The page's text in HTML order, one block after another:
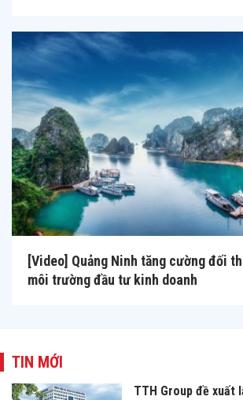
[Video] Quảng Ninh tăng cường đối
môi trường đầu tư kinh doanh
TIN MỚI
TTH Group đề xuất